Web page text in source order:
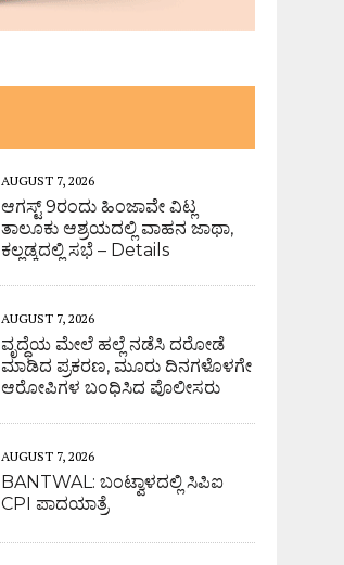
AUGUST 7, 2026
ಆಗಸ್ಟ್ 9ರಂದು ಹಿಂಜಾವೇ ವಿಟ್ಲ
ತಾಲೂಕು ಆಶ್ರಯದಲ್ಲಿ ವಾಹನ ಜಾಥಾ,
ಕಲ್ಲಡ್ಕದಲ್ಲಿ ಸಭೆ – Details
AUGUST 7, 2026
ವೃದ್ಧೆಯ ಮೇಲೆ ಹಲ್ಲೆ ನಡೆಸಿ ದರೋಡೆ
ಮಾಡಿದ ಪ್ರಕರಣ, ಮೂರು ದಿನಗಳೊಳಗೇ
ಆರೋಪಿಗಳ ಬಂಧಿಸಿದ ಪೊಲೀಸರು
AUGUST 7, 2026
BANTWAL: ಬಂಟ್ವಾಳದಲ್ಲಿ ಸಿಪಿಐ
CPI ಪಾದಯಾತ್ರೆ